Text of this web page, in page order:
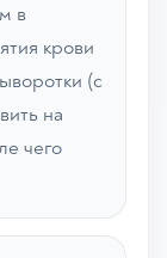
в
крови
(с
на
чего